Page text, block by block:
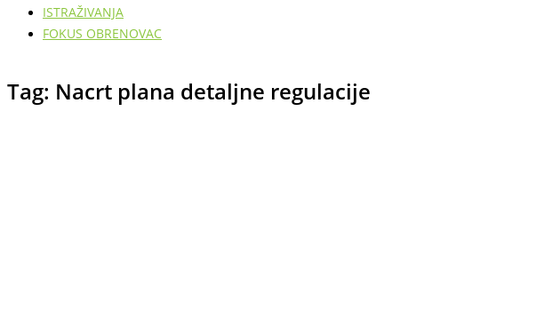
ISTRAŽIVANJA
FOKUS OBRENOVAC
Tag: Nacrt plana detaljne regulacije